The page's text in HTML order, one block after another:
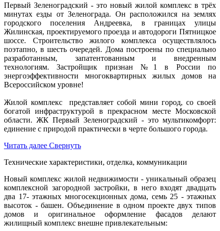
Первый Зеленоградский - это новый жилой комплекс в трёх
минутах езды от Зеленограда. Он расположился на землях
городского поселения Андреевка, в границах улицы
Жилинская, проектируемого проезда и автодороги Пятницкое
шоссе. Строительство жилого комплекса осуществлялось
поэтапно, в шесть очередей. Дома построены по специально
разработанным, запатентованным и внедренным
технологиям. Застройщик признан №1 в России по
энергоэффективности многоквартирных жилых домов на
Всероссийском уровне!
Жилой комплекс представляет собой мини город, со своей
богатой инфраструктурой в прекрасном месте Московской
области. ЖК Первый Зеленоградский - это мультикомфорт:
единение с природой практически в черте большого города.
Читать далее Свернуть
Технические характеристики, отделка, коммуникации
Новый комплекс жилой недвижимости - уникальный образец
комплексной загородной застройки, в него входят двадцать
два 17- этажных многосекционных дома, семь 25 - этажных
высоток - башен. Объединение в одном проекте двух типов
домов и оригинальное оформление фасадов делают
жилищный комплекс внешне привлекательным: